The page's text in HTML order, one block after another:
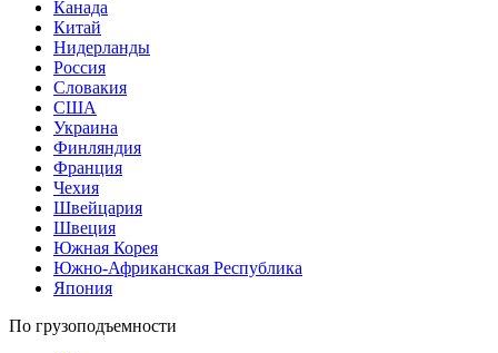
Канада
Китай
Нидерланды
Россия
Словакия
США
Украина
Финляндия
Франция
Чехия
Швейцария
Швеция
Южная Корея
Южно-Африканская Республика
Япония
По грузоподъемности